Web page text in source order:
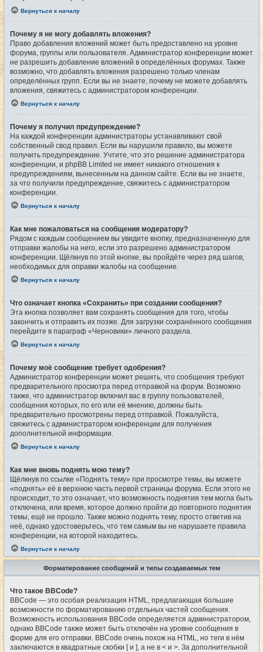
Вернуться к началу
Почему я не могу добавлять вложения?
Право добавления вложений может быть предоставлено на уровне
форума, группы или пользователя. Администратор конференции может
не разрешить добавление вложений в определённых форумах. Также
возможно, что добавлять вложения разрешено только членам
определённых групп. Если вы не знаете, почему не можете добавлять
вложения, свяжитесь с администратором конференции.
Вернуться к началу
Почему я получил предупреждение?
На каждой конференции администраторы устанавливают свой
собственный свод правил. Если вы нарушили правило, вы можете
получить предупреждение. Учтите, что это решение администратора
конференции, и phpBB Limited не имеет никакого отношения к
предупреждениям, вынесенным на данном сайте. Если вы не знаете,
за что получили предупреждение, свяжитесь с администратором
конференции.
Вернуться к началу
Как мне пожаловаться на сообщения модератору?
Рядом с каждым сообщением вы увидите кнопку, предназначенную для
отправки жалобы на него, если это разрешено администратором
конференции. Щёлкнув по этой кнопке, вы пройдёте через ряд шагов,
необходимых для оправки жалобы на сообщение.
Вернуться к началу
Что означает кнопка «Сохранить» при создании сообщения?
Эта кнопка позволяет вам сохранять сообщения для того, чтобы
закончить и отправить их позже. Для загрузки сохранённого сообщения
перейдите в параграф «Черновики» личного раздела.
Вернуться к началу
Почему моё сообщение требует одобрения?
Администратор конференции может решить, что сообщения требуют
предварительного просмотра перед отправкой на форум. Возможно
также, что администратор включил вас в группу пользователей,
сообщения которых, по его или её мнению, должны быть
предварительно просмотрены перед отправкой. Пожалуйста,
свяжитесь с администратором конференции для получения
дополнительной информации.
Вернуться к началу
Как мне вновь поднять мою тему?
Щёлкнув по ссылке «Поднять тему» при просмотре темы, вы можете
«поднять» её в верхнюю часть первой страницы форума. Если этого не
происходит, то это означает, что возможность поднятия тем могла быть
отключена, или время, которое должно пройти до повторного поднятия
темы, ещё не прошло. Также можно поднять тему, просто ответив на
неё, однако удостоверьтесь, что тем самым вы не нарушаете правила
конференции, на которой находитесь.
Вернуться к началу
Форматирование сообщений и типы создаваемых тем
Что такое BBCode?
BBCode — это особая реализация HTML, предлагающая большие
возможности по форматированию отдельных частей сообщения.
Возможность использования BBCode определяется администратором,
однако BBCode также может быть отключён на уровне сообщения в
форме для его отправки. BBCode очень похож на HTML, но теги в нём
заключаются в квадратные скобки [ и ], а не в < и >. За дополнительной